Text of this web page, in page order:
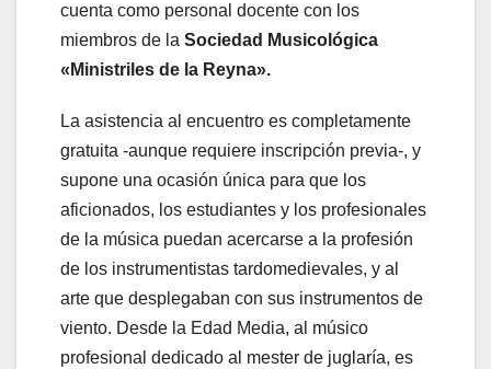
cuenta como personal docente con los
miembros de la Sociedad Musicológica
«Ministriles de la Reyna».
La asistencia al encuentro es completamente
gratuita -aunque requiere inscripción previa-, y
supone una ocasión única para que los
aficionados, los estudiantes y los profesionales
de la música puedan acercarse a la profesión
de los instrumentistas tardomedievales, y al
arte que desplegaban con sus instrumentos de
viento. Desde la Edad Media, al músico
profesional dedicado al mester de juglaría, es